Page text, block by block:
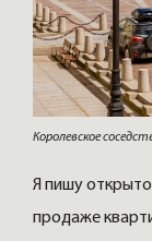
Королевское
Я пишу
продаже